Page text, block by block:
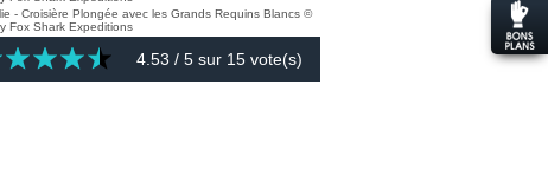
4.53 / 5 sur 15 vote(s)